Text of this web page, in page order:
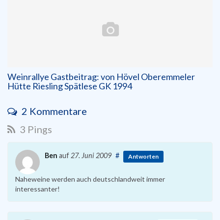
Weinrallye Gastbeitrag: von Hövel Oberemmeler
Hütte Riesling Spätlese GK 1994
2 Kommentare
3 Pings
Ben auf27. Juni 2009 # Antworten
Naheweine werden auch deutschlandweit immer
interessanter!